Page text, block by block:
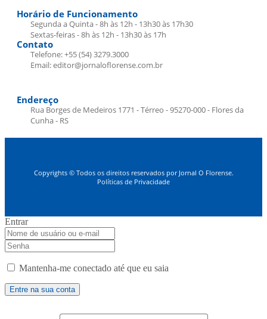
Horário de Funcionamento
Segunda a Quinta - 8h às 12h - 13h30 às 17h30
Sextas-feiras - 8h às 12h - 13h30 às 17h
Contato
Telefone: +55 (54) 3279.3000
Email: editor@jornaloflorense.com.br
Endereço
Rua Borges de Medeiros 1771 - Térreo - 95270-000 - Flores da
Cunha - RS
Copyrights © Todos os direitos reservados por Jornal O Florense.
Políticas de Privacidade
Entrar
Mantenha-me conectado até que eu saia